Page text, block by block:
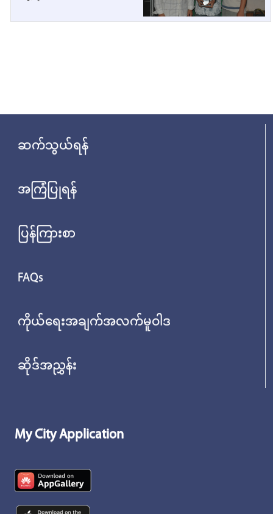
ဆက်သွယ်ရန်
အကြံပြုရန်
ပြန်ကြားစာ
FAQs
ကိုယ်ရေးအချက်အလက်မူဝါဒ
ဆိုဒ်အညွှန်း
My City Application